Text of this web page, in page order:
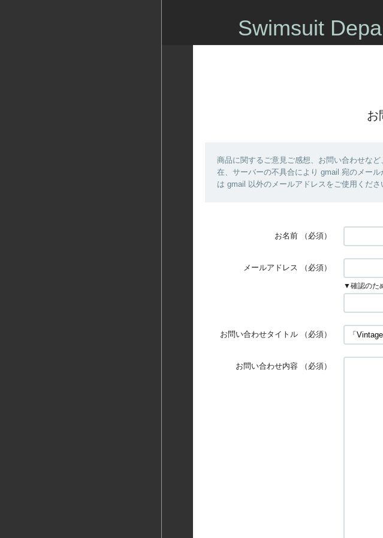
Swimsuit
お
商品に関するご意見ご感想、お問い合わせな
在、サーバーの不具合により gmail 宛のメー
は gmail 以外のメールアドレスをご使用くださ
お名前 （必須）
メールアドレス （必須）
▼確認のた
お問い合わせタイトル （必須）
お問い合わせ内容 （必須）